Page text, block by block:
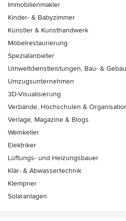
Immobilienmakler
Kinder- & Babyzimmer
Künstler & Kunsthandwerk
Möbelrestaurierung
Spezialanbieter
Umweltdienstleistungen, Bau- &
Umzugsunternehmen
3D-Visualisierung
Verbände, Hochschulen &
Verlage, Magazine & Blogs
Weinkeller
Elektriker
Lüftungs- und Heizungsbauer
Klär- & Abwassertechnik
Klempner
Solaranlagen